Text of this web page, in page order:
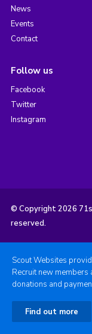
News
Events
Contact
Follow us
Facebook
Twitter
Instagram
© Copyright 2026
reserved.
Scout Websites
Recruit new
donations and
Find out more